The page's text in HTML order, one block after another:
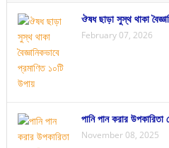
ঔষধ ছাড়া সুস্থ থাকা
February 07, 2026
পানি পান করার উপকারিতা
November 08, 2025